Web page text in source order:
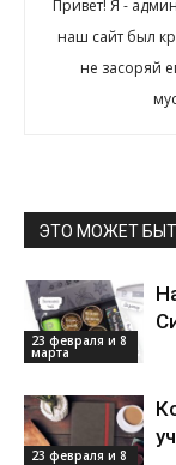
Привет! Я -
наш сайт был
не засоряй
ЭТО МОЖЕТ
23 февраля и 8
марта
23 февраля и 8